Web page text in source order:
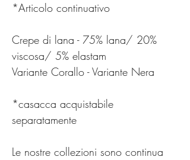
*Articolo continuativo
Crepe di lana - 75% lana/ 20%
viscosa/ 5% elastam
Variante Corallo - Variante Nera
*casacca acquistabile
separatamente
Le nostre collezioni sono continua